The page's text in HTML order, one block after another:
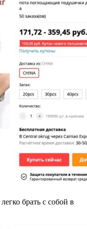
легко брать с собой в